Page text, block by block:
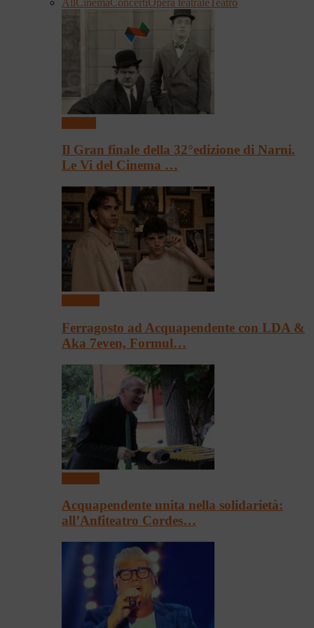
Il Gran finale della 32°edizione di Narni.
Le Vi del Cinema …
Ferragosto ad Acquapendente con LDA &
Aka 7even, Formul…
Acquapendente unita nella solidarietà:
all’Anfiteatro Cordes…